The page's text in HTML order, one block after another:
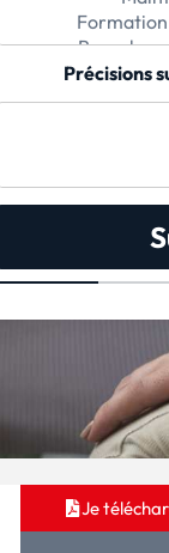
Précisions
Je